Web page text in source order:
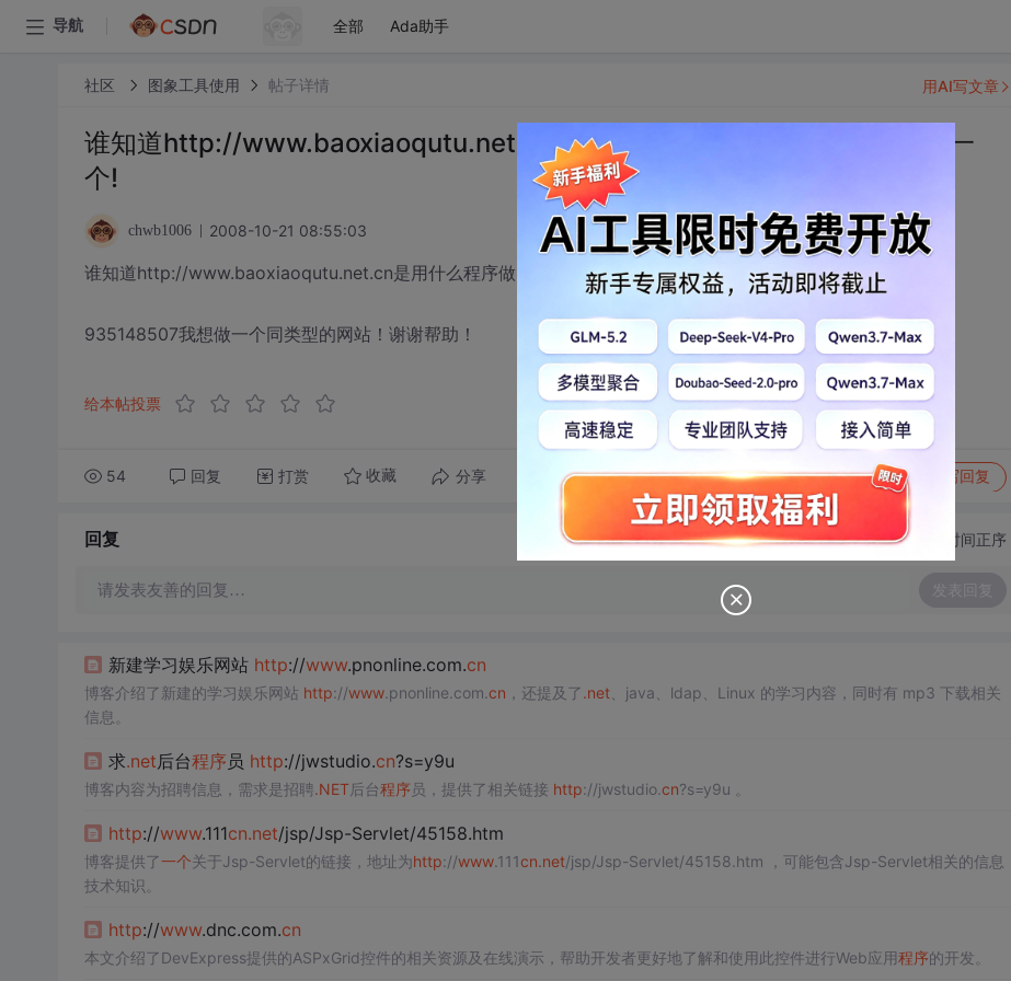
导航 全部 Ada助手
社区 图象工具使用 帖子详情
谁知道http://www.baoxiaoqutu.net.cn是用什么程序做的？求高人帮忙做一
个!
chwb1006 2008-10-21 08:55:03
谁知道http://www.baoxiaoqutu.net.cn是用什么程序做的？求高人帮忙做一个， 价格QQ详谈，QQ号：
935148507我想做一个同类型的网站！谢谢帮助！
给本帖投票
54 回复 打赏 收藏 分享 转发到动态 举报 写回复
用AI写文章
回复 切换为时间正序
请发表友善的回复… 发表回复
新建学习娱乐网站 http://www.pnonline.com.cn
博客介绍了新建的学习娱乐网站 http://www.pnonline.com. cn ，还提及了.net、java、ldap、Linux 的学习内容，同时有 mp3 下载相关
信息。
求.net后台程序员 http://jwstudio.cn?s=y9u
博客内容为招聘信息，需求是招聘.NET后台程序 员，提供了相关链接 http://jwstudio. cn?s=y9u 。
http://www.111cn.net/jsp/Jsp-Servlet/45158.htm
博客提供了一个关于Jsp-Servlet的链接，地址为http://www.111cn.net/jsp/Jsp-Servlet/45158.htm ，可能包含Jsp-Servlet相关的信息
技术知识。
http://www.dnc.com.cn
本文介绍了DevExpress提供的ASPxGrid控件的相关资源及在线演示，帮助开发者更好地了解和使用此控件进行Web应用程序的开发。